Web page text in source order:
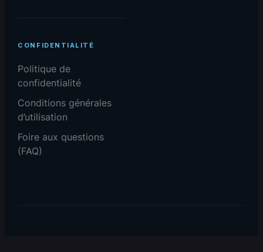
CONFIDENTIALITÉ
Politique de
confidentialité
Conditions générales
d’utilisation
Foire aux questions
(FAQ)